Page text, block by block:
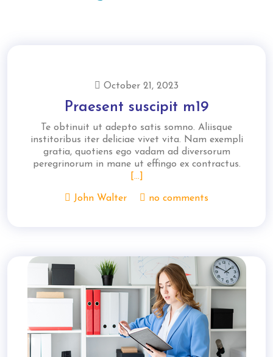
October 21, 2023
Praesent suscipit m19
Te obtinuit ut adepto satis somno. Aliisque
institoribus iter deliciae vivet vita. Nam exempli
gratia, quotiens ego vadam ad diversorum
peregrinorum in mane ut effingo ex contractus.
[...]
John Walter no comments